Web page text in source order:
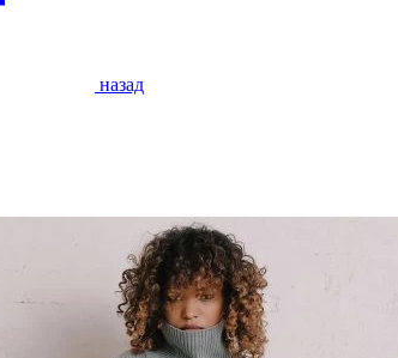
назад